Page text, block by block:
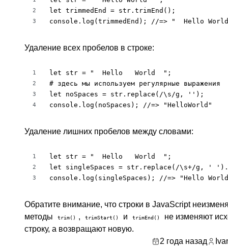
2
3
let trimmedEnd = str.trimEnd();
console.log(trimmedEnd); //=> "  Hello
Удаление всех пробелов в строке:
1
2
3
4
let str = "  Hello   World  ";
# здесь мы используем регулярные выражения
let noSpaces = str.replace(/\s/g, '');
console.log(noSpaces); //=> "HelloWorld"
Удаление лишних пробелов между словами:
1
2
3
let str = "  Hello   World  ";
let singleSpaces = str.replace(/\s+/g, '
console.log(singleSpaces); //=> "Hello
Обратите внимание, что cтроки в JavaScript
методы
trim() , trimStart() и trimEnd()
не изменяют
строку, а возвращают новую.
2 года назад